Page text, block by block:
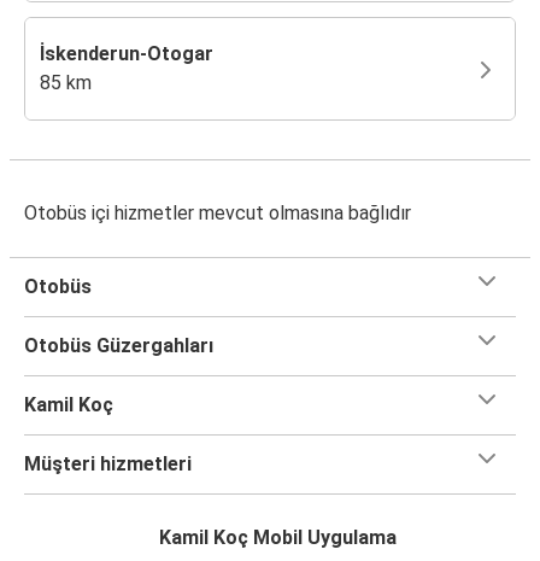
İskenderun-Otogar
85 km
Otobüs içi hizmetler mevcut olmasına bağlıdır
Otobüs
Otobüs Güzergahları
Kamil Koç
Müşteri hizmetleri
Kamil Koç Mobil Uygulama